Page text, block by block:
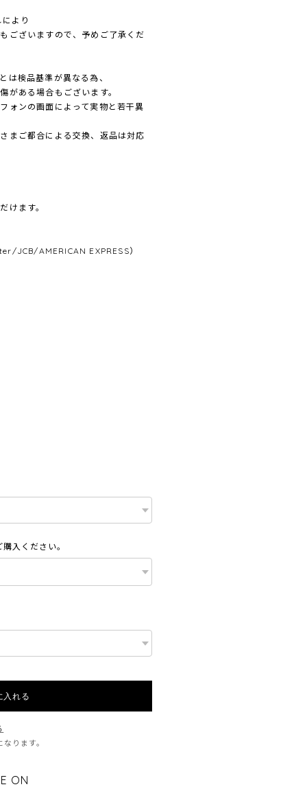
より
ございますので、予めご了承くだ
は検品基準が異なる為、
がある場合もございます。
ォンの画面によって実物と若干異
まご都合による交換、返品は対応
けます。
JCB/AMERICAN EXPRESS）
入ください。
入れる
ります。
ON